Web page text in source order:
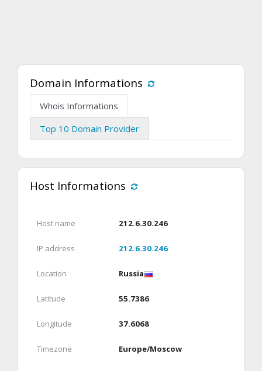
Domain Informations
Whois Informations
Top 10 Domain Provider
Host Informations
Host name 212.6.30.246
IP address 212.6.30.246
Location Russia
Latitude 55.7386
Longitude 37.6068
Timezone Europe/Moscow